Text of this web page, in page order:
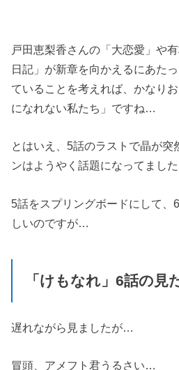
戸田恵梨香さんの「大恋愛」や
日記」が新章を向かえるにあた
ていることを考えれば、かなり
になれない私たち」ですね…
とはいえ、5話のラストで晶が突
ンはようやく話題になってまし
5話をスプリングボードにして、
しいのですが…
「けもなれ」6話の見
遅れながら見ましたが…
冒頭、アメフト君うるさい…